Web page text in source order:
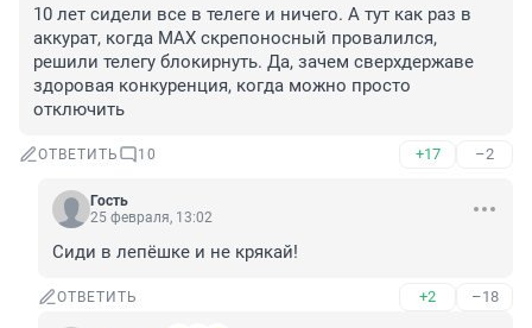
10 лет сидели все в телеге и ничего. А тут как раз в
аккурат, когда МАХ скрепоносный провалился,
решили телегу блокирнуть. Да, зачем сверхдержаве
здоровая конкуренция, когда можно просто
отключить
ОТВЕТИТЬ 10 +17 –2
Гость
25 февраля, 13:02
Сиди в лепёшке и не крякай!
ОТВЕТИТЬ +2 –18